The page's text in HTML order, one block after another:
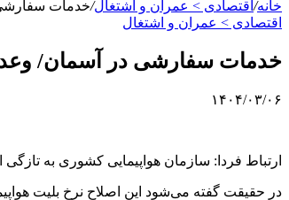
خانه/ اقتصادی > عمران و اشتغال/خدمات
اقتصادی > عمران و اشتغال
خدمات سفارشی در آسمان/
۱۴۰۴/۰۳/۰۶
ارتباط فردا: سازمان هواپیمایی کشوری به
در حقیقت گفته می‌شود این اصلاح نرخ بلیت